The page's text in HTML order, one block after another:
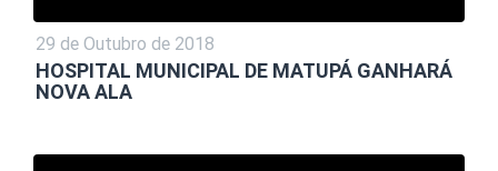
29 de Outubro de 2018
HOSPITAL MUNICIPAL DE MATUPÁ GANHARÁ
NOVA ALA